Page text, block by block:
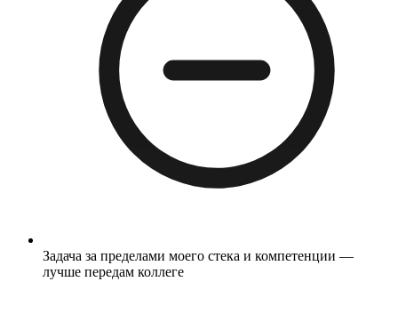
Задача за пределами моего стека и компетенции —
лучше передам коллеге